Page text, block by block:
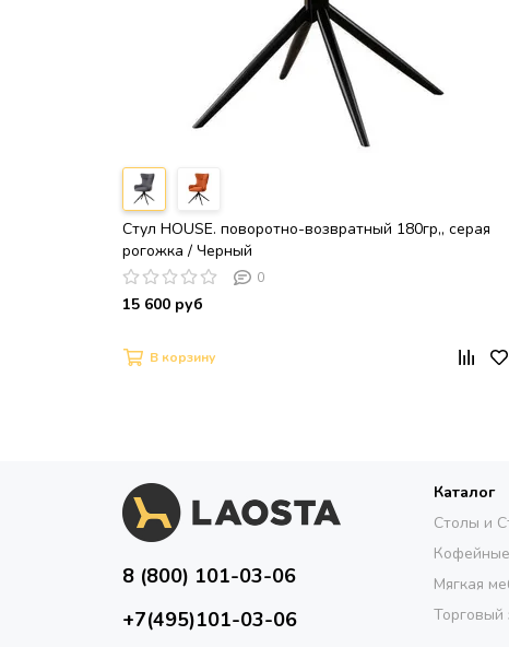
Стул HOUSE. поворотно-возвратный 180гр,, серая
рогожка / Черный
0
15 600 руб
В корзину
8 (800) 101-03-06
+7(495)101-03-06
Каталог
Столы и
Мягкая
Торговый